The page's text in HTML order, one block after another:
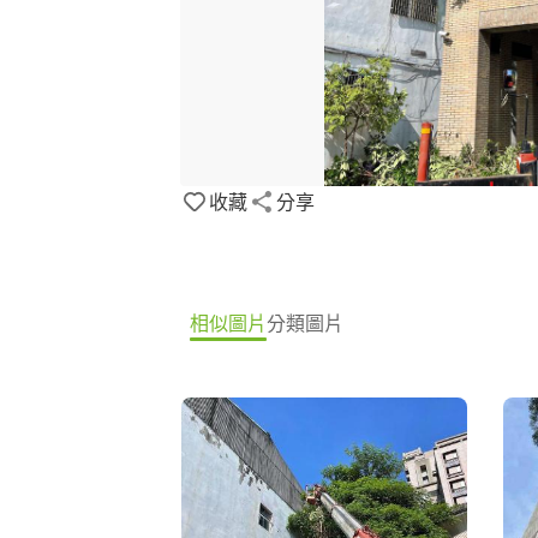
收藏 分享
相似圖片分類圖片